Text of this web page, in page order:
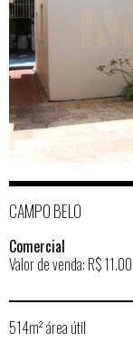
CAMPO BELO
Comercial
Valor de venda: R$
514m² área útil